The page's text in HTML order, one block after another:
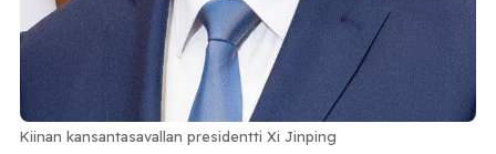
Kiinan kansantasavallan presidentti Xi Jinping